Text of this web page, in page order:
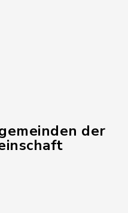
der